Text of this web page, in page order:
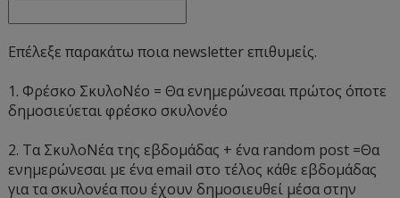
Επέλεξε παρακάτω ποια newsletter επιθυμείς.
1. Φρέσκο ΣκυλοΝέο = Θα ενημερώνεσαι πρώτος όποτε
δημοσιεύεται φρέσκο σκυλονέο
2. Τα ΣκυλοΝέα της εβδομάδας + ένα random post =Θα
ενημερώνεσαι με ένα email στο τέλος κάθε εβδομάδας
για τα σκυλονέα που έχουν δημοσιευθεί μέσα στην